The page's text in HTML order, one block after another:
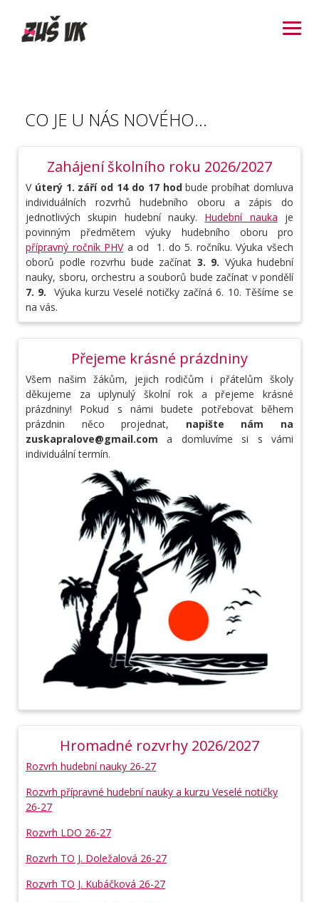
content
CO JE U NÁS NOVÉHO...
Zahájení školního roku 2026/2027
V úterý 1. září od 14 do 17 hodbude probíhat domluva
individuálních rozvrhů hudebního oboru a zápis do
jednotlivých skupin hudební nauky. Hudební nauka je
povinným předmětem výuky hudebního oboru pro
přípravný ročník PHVa od 1. do 5. ročníku. Výuka všech
oborů podle rozvrhu bude začínat 3. 9. Výuka hudební
nauky, sboru, orchestru a souborů bude začínat v pondělí
7. 9. Výuka kurzu Veselé notičky začíná 6. 10. Těšíme se
na vás.
Přejeme krásné prázdniny
Všem našim žákům, jejich rodičům i přátelům školy
děkujeme za uplynulý školní rok a přejeme krásné
prázdniny! Pokud s námi budete potřebovat během
prázdnin něco projednat, napište nám na
zuskapralove@gmail.com a domluvíme si s vámi
individuální termín.
Hromadné rozvrhy 2026/2027
Rozvrh hudební nauky 26-27
Rozvrh přípravné hudební nauky a kurzu Veselé notičky
26-27
Rozvrh LDO 26-27
Rozvrh TO J. Doležalová 26-27
Rozvrh TO J. Kubáčková 26-27